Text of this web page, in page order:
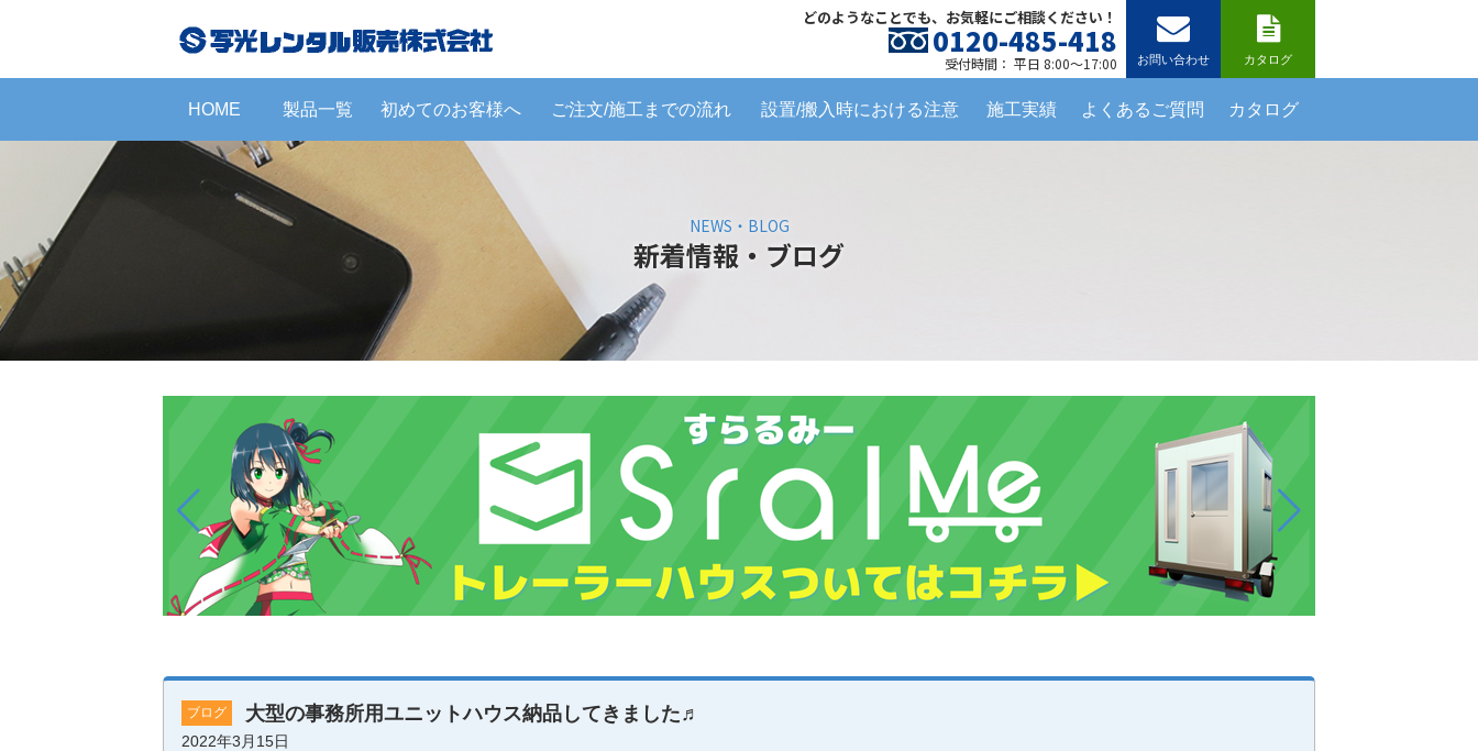
どのようなことでも、お気軽にご相談ください！
0120-485-418
受付時間： 平日 8:00～17:00 お問い合わせ カタログ
HOME 製品一覧 初めてのお客様へ ご注文/施工までの流れ 設置/搬入時における注意 施工実績 よくあるご質問 カタログ
NEWS・BLOG
新着情報・ブログ
ブログ 大型の事務所用ユニットハウス納品してきました♬
2022年3月15日